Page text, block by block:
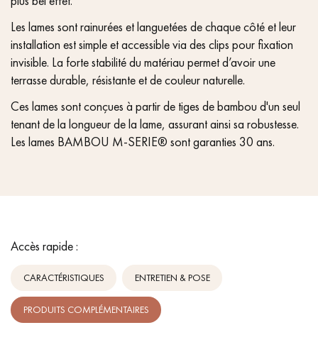
Les lames sont rainurées et languetées de chaque côté et leur
installation est simple et accessible via des clips pour fixation
invisible. La forte stabilité du matériau permet d’avoir une
terrasse durable, résistante et de couleur naturelle.
Ces lames sont conçues à partir de tiges de bambou d'un seul
tenant de la longueur de la lame, assurant ainsi sa robustesse.
Les lames BAMBOU M-SERIE® sont garanties 30 ans.
Accès rapide :
CARACTÉRISTIQUES ENTRETIEN & POSE
PRODUITS COMPLÉMENTAIRES